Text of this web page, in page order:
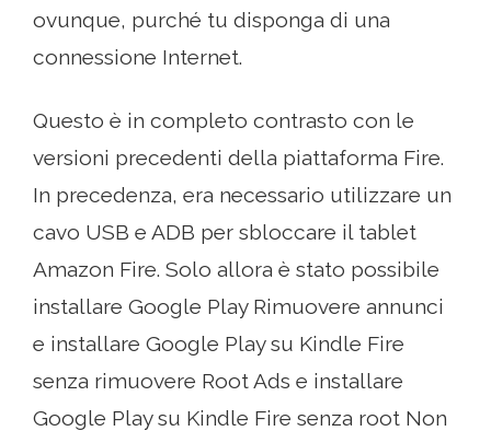
ovunque, purché tu disponga di una
connessione Internet.
Questo è in completo contrasto con le
versioni precedenti della piattaforma Fire.
In precedenza, era necessario utilizzare un
cavo USB e ADB per sbloccare il tablet
Amazon Fire. Solo allora è stato possibile
installare Google Play Rimuovere annunci
e installare Google Play su Kindle Fire
senza rimuovere Root Ads e installare
Google Play su Kindle Fire senza root Non